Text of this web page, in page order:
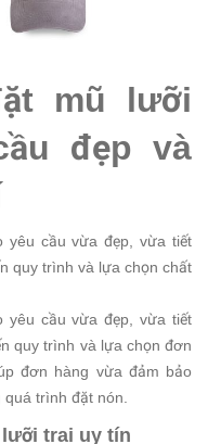
mũ lưỡi
đẹp và
cầu vừa đẹp, vừa tiết
quy trình và lựa chọn chất
cầu vừa đẹp, vừa tiết
quy trình và lựa chọn đơn
đơn hàng vừa đảm bảo
trình đặt nón.
trai uy tín